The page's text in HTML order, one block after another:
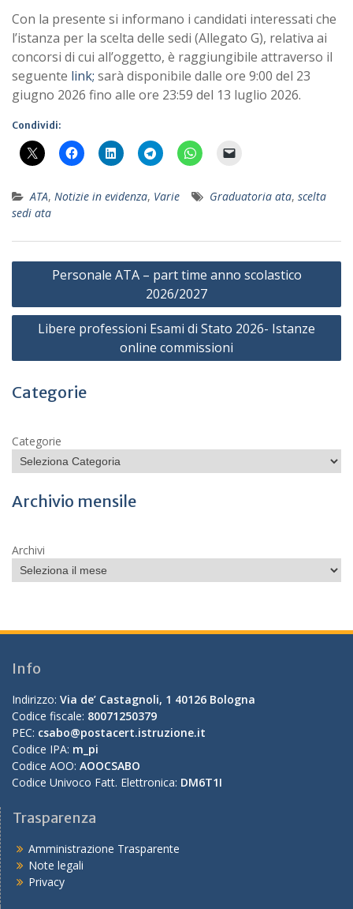
Con la presente si informano i candidati interessati che
l’istanza per la scelta delle sedi (Allegato G), relativa ai
concorsi di cui all’oggetto, è raggiungibile attraverso il
seguente link; sarà disponibile dalle ore 9:00 del 23
giugno 2026 fino alle ore 23:59 del 13 luglio 2026.
Condividi:
ATA, Notizie in evidenza, Varie Graduatoria ata, scelta
sedi ata
Navigazione
Personale ATA – part time anno scolastico
2026/2027
Libere professioni Esami di Stato 2026- Istanze
online commissioni
Categorie
Categorie
Archivio mensile
Archivi
Info
Indirizzo: Via de’ Castagnoli, 1 40126 Bologna
Codice fiscale: 80071250379
PEC: csabo@postacert.istruzione.it
Codice IPA: m_pi
Codice AOO: AOOCSABO
Codice Univoco Fatt. Elettronica: DM6T1I
Trasparenza
Amministrazione Trasparente
Note legali
Privacy